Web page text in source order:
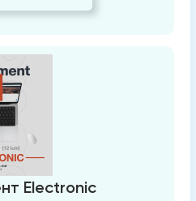
Electronic